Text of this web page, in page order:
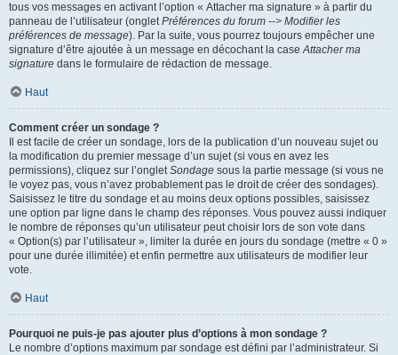
tous vos messages en activant l’option « Attacher ma signature » à partir du
panneau de l’utilisateur (ongletPréférences du forum --> Modifier les
préférences de message). Par la suite, vous pourrez toujours empêcher une
signature d’être ajoutée à un message en décochant la caseAttacher ma
signature dans le formulaire de rédaction de message.
Haut
Comment créer un sondage ?
Il est facile de créer un sondage, lors de la publication d’un nouveau sujet ou
la modification du premier message d’un sujet (si vous en avez les
permissions), cliquez sur l’ongletSondage sous la partie message (si vous ne
le voyez pas, vous n’avez probablement pas le droit de créer des sondages).
Saisissez le titre du sondage et au moins deux options possibles, saisissez
une option par ligne dans le champ des réponses. Vous pouvez aussi indiquer
le nombre de réponses qu’un utilisateur peut choisir lors de son vote dans
« Option(s) par l’utilisateur », limiter la durée en jours du sondage (mettre « 0 »
pour une durée illimitée) et enfin permettre aux utilisateurs de modifier leur
vote.
Haut
Pourquoi ne puis-je pas ajouter plus d’options à mon sondage ?
Le nombre d’options maximum par sondage est défini par l’administrateur. Si